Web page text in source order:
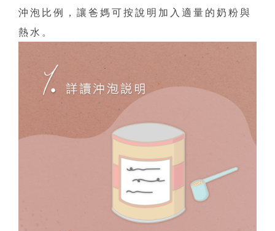
沖泡比例，讓爸媽可按說明加入適量的奶粉與
熱水。